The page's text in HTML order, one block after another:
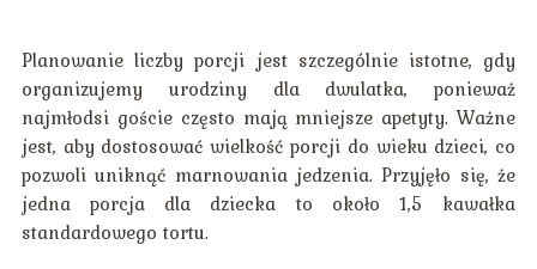
Planowanie liczby porcji jest szczególnie istotne, gdy
organizujemy urodziny dla dwulatka, ponieważ
najmłodsi goście często mają mniejsze apetyty. Ważne
jest, aby dostosować wielkość porcji do wieku dzieci, co
pozwoli uniknąć marnowania jedzenia. Przyjęło się, że
jedna porcja dla dziecka to około 1,5 kawałka
standardowego tortu.